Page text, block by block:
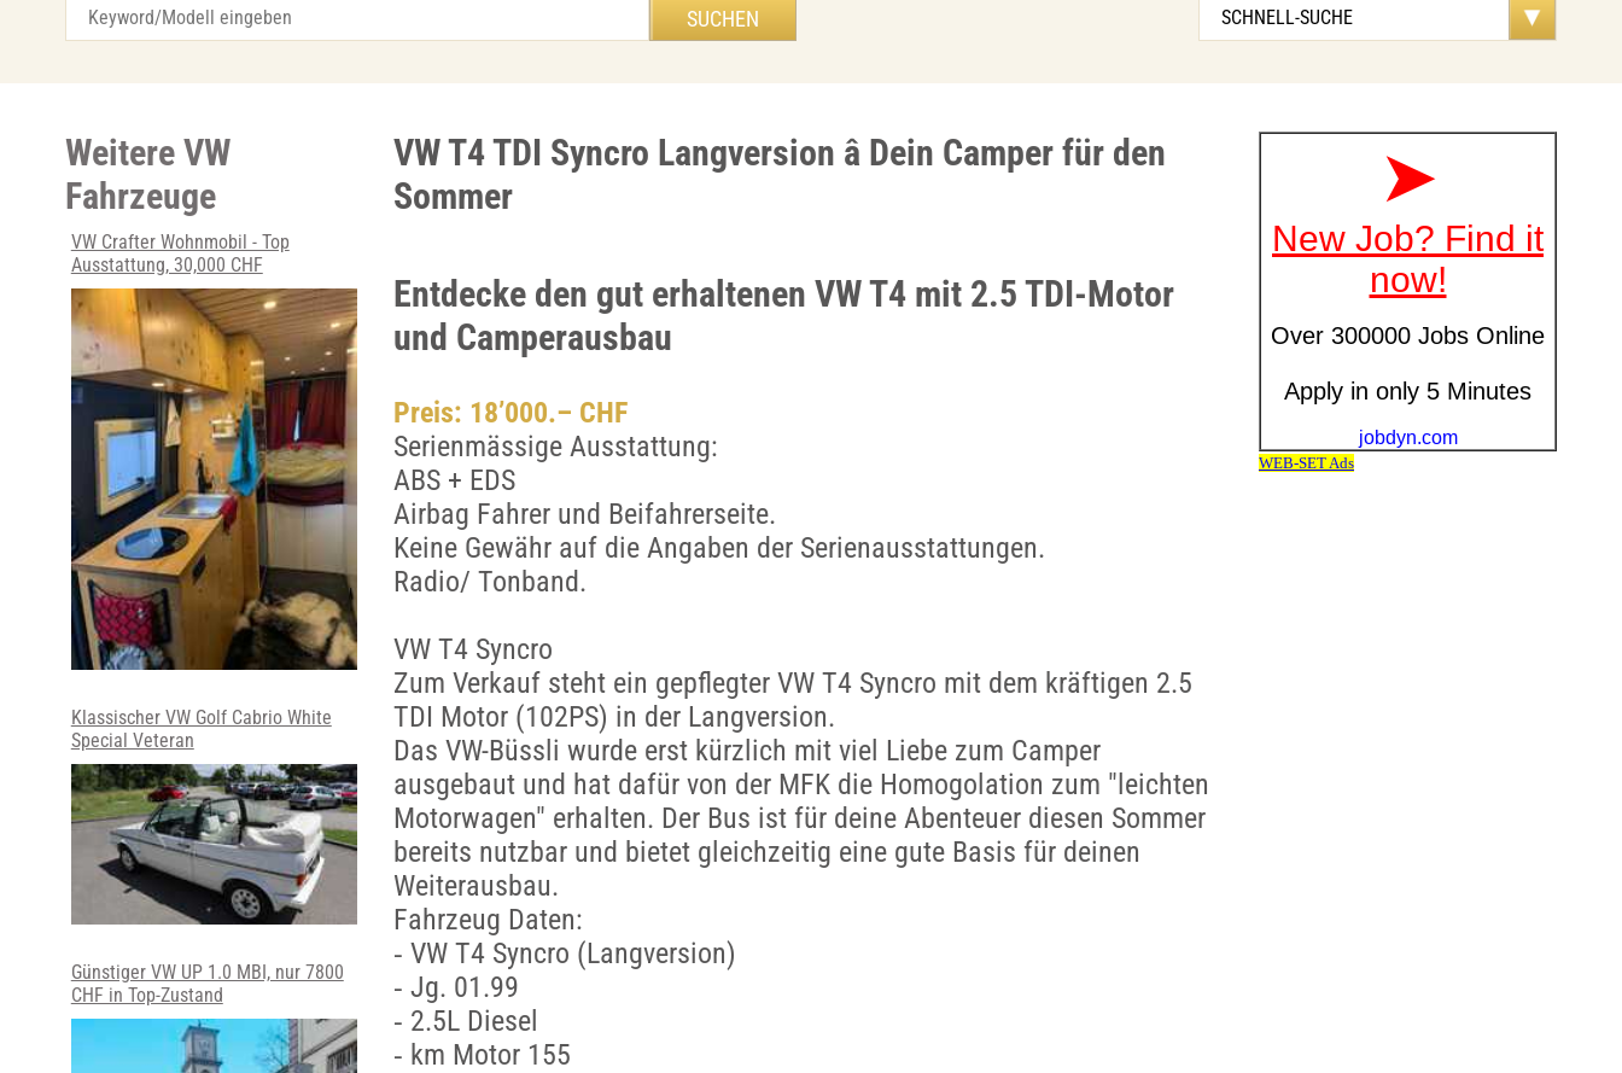
VW T4 TDI Syncro Langversion â Dein Camper für den
Sommer
Entdecke den gut erhaltenen VW T4 mit 2.5 TDI-Motor
und Camperausbau
Preis: 18’000.– CHF
Serienmässige Ausstattung:
ABS + EDS
Airbag Fahrer und Beifahrerseite.
Keine Gewähr auf die Angaben der Serienausstattungen.
Radio/ Tonband.
VW T4 Syncro
Zum Verkauf steht ein gepflegter VW T4 Syncro mit dem kräftigen 2.5
TDI Motor (102PS) in der Langversion.
Das VW-Büssli wurde erst kürzlich mit viel Liebe zum Camper
ausgebaut und hat dafür von der MFK die Homogolation zum "leichten
Motorwagen" erhalten. Der Bus ist für deine Abenteuer diesen Sommer
bereits nutzbar und bietet gleichzeitig eine gute Basis für deinen
Weiterausbau.
Fahrzeug Daten:
⁃ VW T4 Syncro (Langversion)
⁃ Jg. 01.99
⁃ 2.5L Diesel
⁃ km Motor 155
Weitere VW
Fahrzeuge
VW Crafter Wohnmobil - Top
Ausstattung, 30,000 CHF
Klassischer VW Golf Cabrio White
Special Veteran
Günstiger VW UP 1.0 MBI, nur 7800
CHF in Top-Zustand